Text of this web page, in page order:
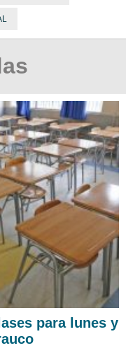
para lunes y